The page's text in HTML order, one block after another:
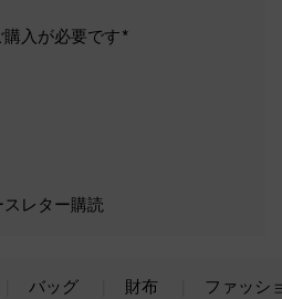
入が必要です*
レター購読
バッグ 財布 ファッシ